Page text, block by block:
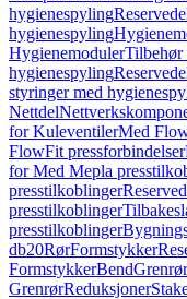
hygienespyling
hygienespyling
HygienemodulerTilbehør
hygienespyling
styringer med
Nettdel
for KuleventilerMed
FlowFit pressforbindelser
for Med Mepla
presstilkoblinger
presstilkoblinger
presstilkoblinger
db20RørFormstykker
FormstykkerBendGrenrør
GrenrørReduksjoner